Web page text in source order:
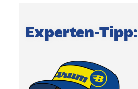
Experten-Tipp: